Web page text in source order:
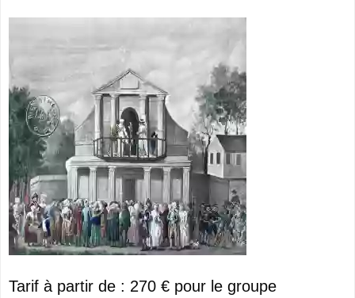
Tarif à partir de : 270 € pour le groupe